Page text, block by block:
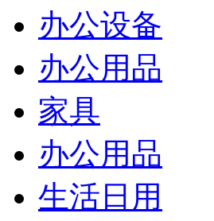
办公设备
办公用品
家具
办公用品
生活日用